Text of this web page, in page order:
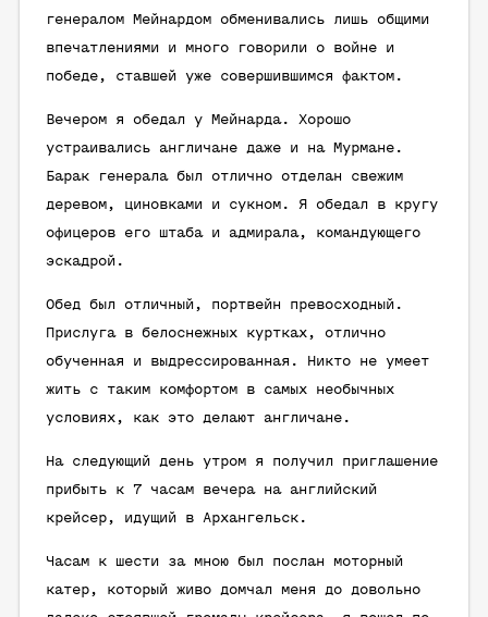
генералом Мейнардом обменивались лишь общими
впечатлениями и много говорили о войне и
победе, ставшей уже совершившимся фактом.
Вечером я обедал у Мейнарда. Хорошо
устраивались англичане даже и на Мурмане.
Барак генерала был отлично отделан свежим
деревом, циновками и сукном. Я обедал в кругу
офицеров его штаба и адмирала, командующего
эскадрой.
Обед был отличный, портвейн превосходный.
Прислуга в белоснежных куртках, отлично
обученная и выдрессированная. Никто не умеет
жить с таким комфортом в самых необычных
условиях, как это делают англичане.
На следующий день утром я получил приглашение
прибыть к 7 часам вечера на английский
крейсер, идущий в Архангельск.
Часам к шести за мною был послан моторный
катер, который живо домчал меня до довольно